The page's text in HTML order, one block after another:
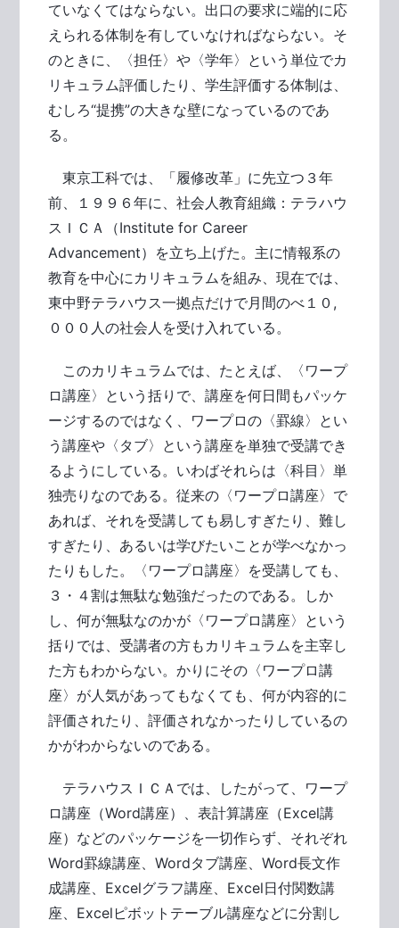
ていなくてはならない。出口の要求に端的に応
えられる体制を有していなければならない。そ
のときに、〈担任〉や〈学年〉という単位でカ
リキュラム評価したり、学生評価する体制は、
むしろ“提携”の大きな壁になっているのであ
る。
東京工科では、「履修改革」に先立つ３年
前、１９９６年に、社会人教育組織：テラハウ
スＩＣＡ（Institute for Career
Advancement）を立ち上げた。主に情報系の
教育を中心にカリキュラムを組み、現在では、
東中野テラハウス一拠点だけで月間のべ１０,
０００人の社会人を受け入れている。
このカリキュラムでは、たとえば、〈ワープ
ロ講座〉という括りで、講座を何日間もパッケ
ージするのではなく、ワープロの〈罫線〉とい
う講座や〈タブ〉という講座を単独で受講でき
るようにしている。いわばそれらは〈科目〉単
独売りなのである。従来の〈ワープロ講座〉で
あれば、それを受講しても易しすぎたり、難し
すぎたり、あるいは学びたいことが学べなかっ
たりもした。〈ワープロ講座〉を受講しても、
３・４割は無駄な勉強だったのである。しか
し、何が無駄なのかが〈ワープロ講座〉という
括りでは、受講者の方もカリキュラムを主宰し
た方もわからない。かりにその〈ワープロ講
座〉が人気があってもなくても、何が内容的に
評価されたり、評価されなかったりしているの
かがわからないのである。
テラハウスＩＣＡでは、したがって、ワープ
ロ講座（Word講座）、表計算講座（Excel講
座）などのパッケージを一切作らず、それぞれ
Word罫線講座、Wordタブ講座、Word長文作
成講座、Excelグラフ講座、Excel日付関数講
座、Excelピボットテーブル講座などに分割し